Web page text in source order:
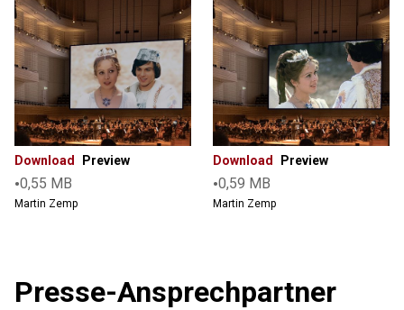
Show
Download Preview
•0,55 MB
Martin Zemp
Download Preview
•0,59 MB
Martin Zemp
Presse-Ansprechpartner